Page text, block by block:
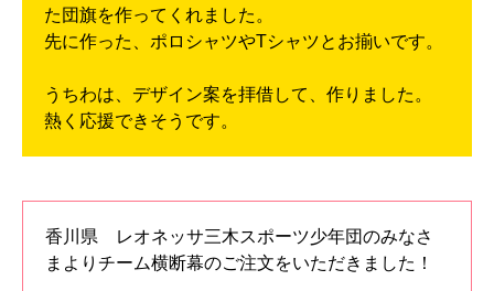
た団旗を作ってくれました。
先に作った、ポロシャツやTシャツとお揃いです。
うちわは、デザイン案を拝借して、作りました。
熱く応援できそうです。
香川県 レオネッサ三木スポーツ少年団のみなさ
まよりチーム横断幕のご注文をいただきました！